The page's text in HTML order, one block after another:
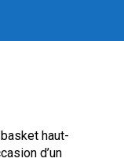
haut-
d’un